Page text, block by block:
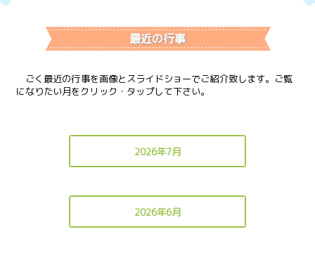
最近の行事
ごく最近の行事を画像とスライドショーでご紹介致します。ご覧
になりたい月をクリック・タップして下さい。
2026年7月
2026年6月